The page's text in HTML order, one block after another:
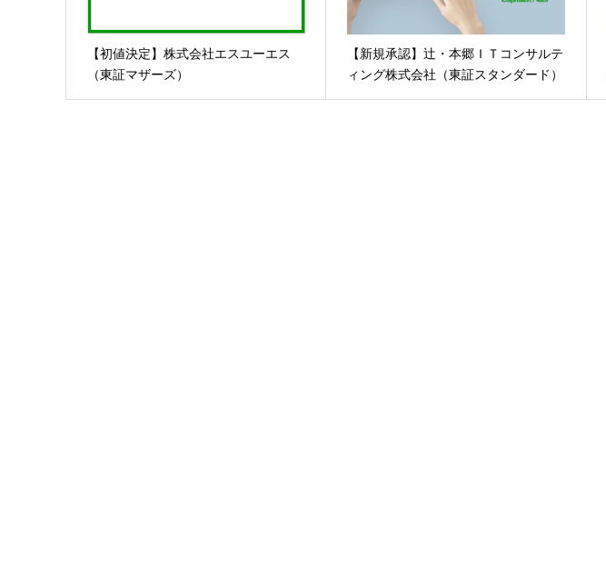
【初値決定】株式会社エスユーエス
（東証マザーズ）
【新規承認】辻・本郷ＩＴコンサルテ
ィング株式会社（東証スタンダード）